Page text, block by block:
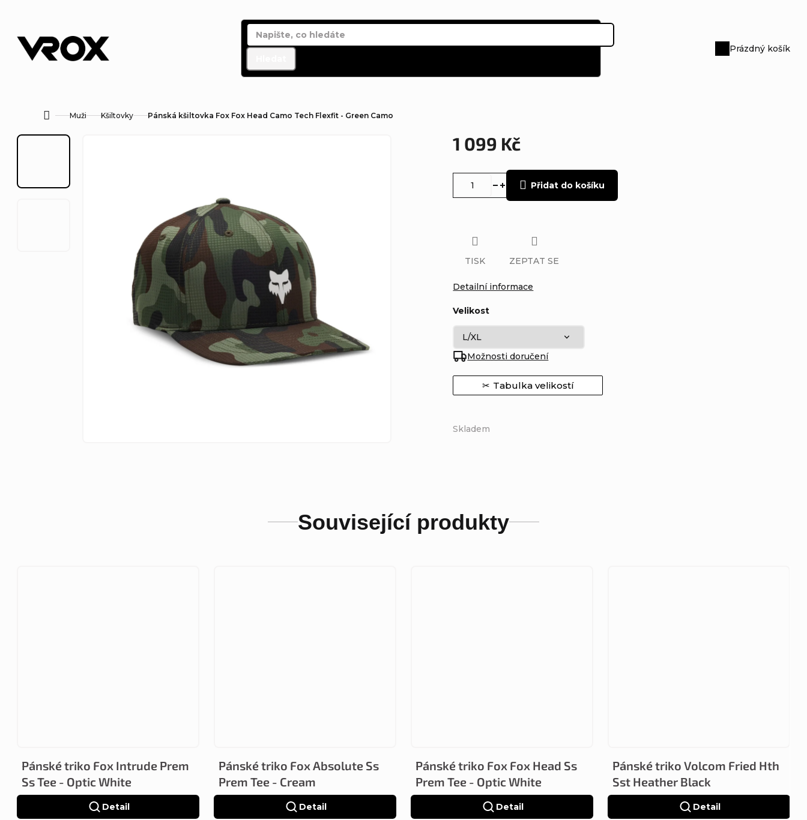
obsah
Nákupní
Prázdný košík
DomůMuži Kšiltovky Pánská kšiltovka Fox Fox Head Camo Tech Flexfit - Green Camo
1 099 Kč
Skladem
Velikost
Možnosti doručení
Tabulka velikostí
Přidat do košíku
Detailní informace
TISK ZEPTAT SE
Související produkty
Pánské triko Fox Intrude Prem
Ss Tee - Optic White
Detail
Pánské triko Fox Absolute Ss
Prem Tee - Cream
Detail
Pánské triko Fox Fox Head Ss
Prem Tee - Optic White
Detail
Pánské triko Volcom Fried Hth
Sst Heather Black
Detail